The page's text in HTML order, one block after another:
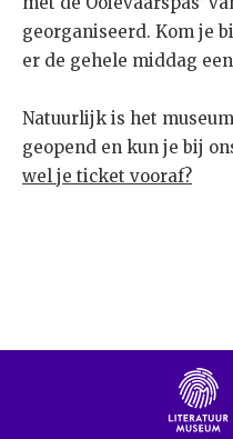
georganiseerd. Kom je
er de gehele middag
Natuurlijk is het
geopend en kun je bij
wel je ticket vooraf?